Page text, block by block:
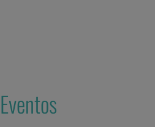
Eventos